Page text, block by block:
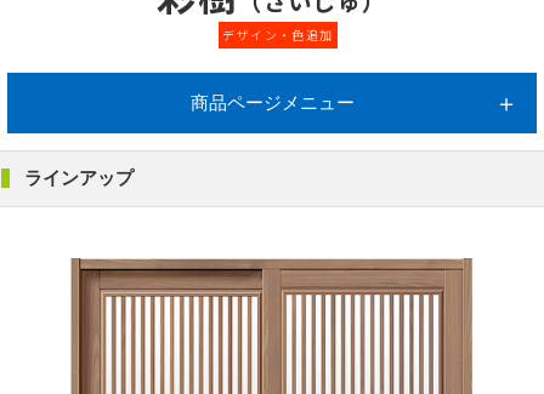
デザイン・色追加
商品ページメニュー
ラインアップ